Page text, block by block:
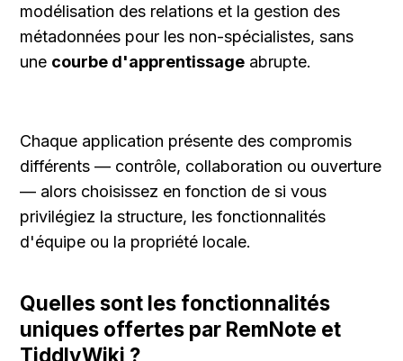
modélisation des relations et la gestion des
métadonnées pour les non-spécialistes, sans
une courbe d'apprentissage abrupte.
Chaque application présente des compromis
différents — contrôle, collaboration ou ouverture
— alors choisissez en fonction de si vous
privilégiez la structure, les fonctionnalités
d'équipe ou la propriété locale.
Quelles sont les fonctionnalités
uniques offertes par RemNote et
TiddlyWiki ?